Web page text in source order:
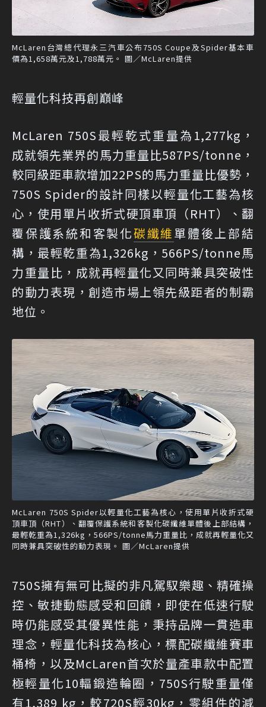
McLaren台灣總代理永三汽車公布750S Coupe及Spider基本車
價為1,658萬元及1,788萬元。 圖／McLaren提供
輕量化科技再創巔峰
McLaren 750S最輕乾式重量為1,277kg，
成就領先業界的馬力重量比587PS/tonne，
較同級距車款增加22PS的馬力重量比優勢，
750S Spider的設計同樣以輕量化工藝為核
心，使用單片收折式硬頂車頂（RHT）、翻
覆保護系統和客製化碳纖維單體後上部結
構，最輕乾重為1,326kg，566PS/tonne馬
力重量比，成就再輕量化又同時兼具突破性
的動力表現，創造市場上領先級距者的制霸
地位。
McLaren 750S Spider以輕量化工藝為核心，使用單片收折式硬
頂車頂（RHT）、翻覆保護系統和客製化碳纖維單體後上部結構，
最輕乾重為1,326kg，566PS/tonne馬力重量比，成就再輕量化又
同時兼具突破性的動力表現。 圖／McLaren提供
750S擁有無可比擬的非凡駕馭樂趣、精確操
控、敏捷動態感受和回饋，即使在低速行駛
時仍能感受其優異性能，秉持品牌一貫造車
理念，輕量化科技為核心，標配碳纖維賽車
桶椅，以及McLaren首次於量產車款中配置
極輕量化10輻鍛造輪圈，750S行駛重量僅
有1,389 kg，較720S輕30kg，零組件的減